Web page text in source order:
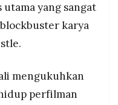
yang sangat
karya
mengukuhkan
perfilman